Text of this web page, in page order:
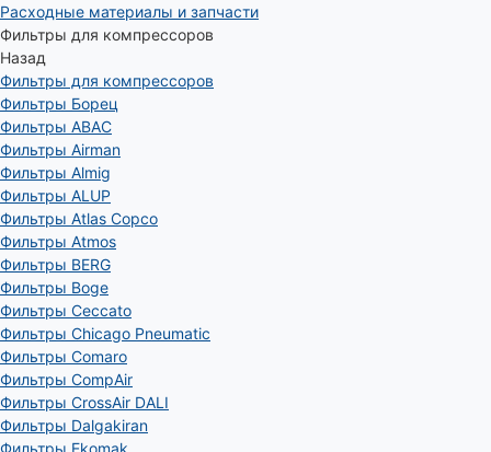
Расходные материалы и запчасти
Фильтры для компрессоров
Назад
Фильтры для компрессоров
Фильтры Борец
Фильтры ABAC
Фильтры Airman
Фильтры Almig
Фильтры ALUP
Фильтры Atlas Copco
Фильтры Atmos
Фильтры BERG
Фильтры Boge
Фильтры Ceccato
Фильтры Chicago Pneumatic
Фильтры Comaro
Фильтры CompAir
Фильтры CrossAir DALI
Фильтры Dalgakiran
Фильтры Ekomak